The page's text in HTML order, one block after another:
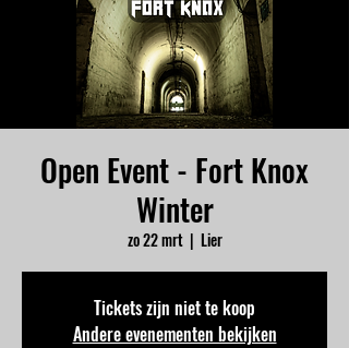
Open Event - Fort Knox
Winter
zo 22 mrt
  |
Lier
Tickets zijn niet te koop
Andere evenementen bekijken